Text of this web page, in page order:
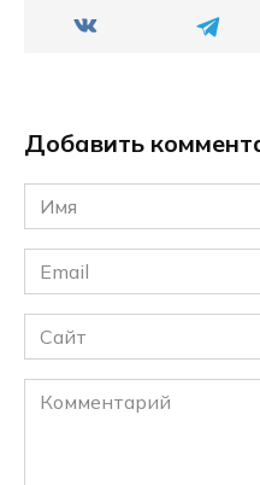
Добавить
Имя
*
Email
*
Сайт
Комментарий